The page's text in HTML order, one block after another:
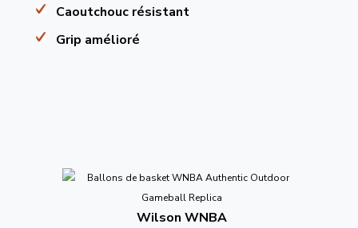
Caoutchouc résistant
Grip amélioré
Wilson WNBA